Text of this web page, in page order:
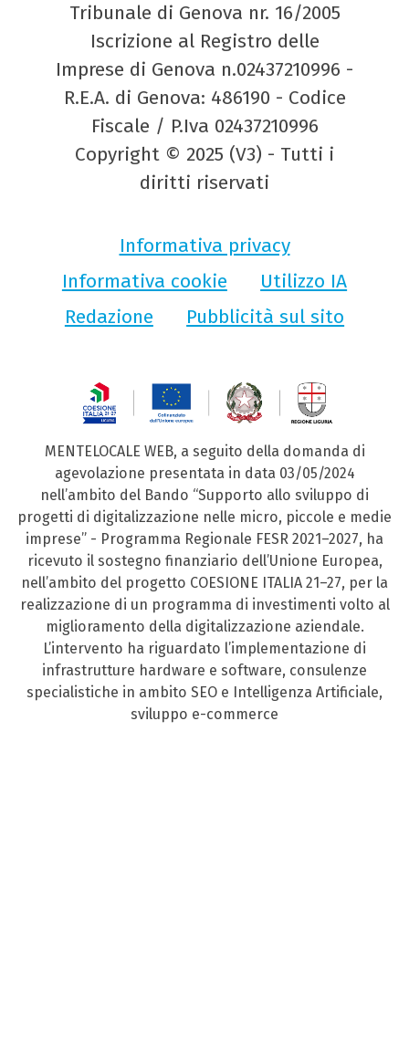
Tribunale di Genova nr. 16/2005
Iscrizione al Registro delle
Imprese di Genova n.02437210996 -
R.E.A. di Genova: 486190 - Codice
Fiscale / P.Iva 02437210996
Copyright © 2025 (V3) - Tutti i
diritti riservati
Informativa privacy
Informativa cookie
Utilizzo IA
Redazione
Pubblicità sul sito
MENTELOCALE WEB, a seguito della domanda di
agevolazione presentata in data 03/05/2024
nell’ambito del Bando “Supporto allo sviluppo di
progetti di digitalizzazione nelle micro, piccole e medie
imprese” - Programma Regionale FESR 2021–2027, ha
ricevuto il sostegno finanziario dell’Unione Europea,
nell’ambito del progetto COESIONE ITALIA 21–27, per la
realizzazione di un programma di investimenti volto al
miglioramento della digitalizzazione aziendale.
L’intervento ha riguardato l’implementazione di
infrastrutture hardware e software, consulenze
specialistiche in ambito SEO e Intelligenza Artificiale,
sviluppo e-commerce